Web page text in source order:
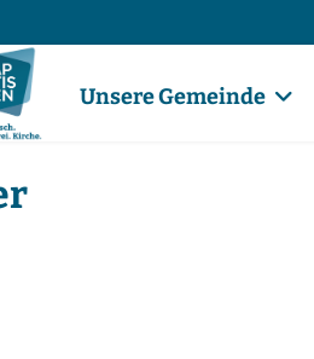
Unsere Gemeinde